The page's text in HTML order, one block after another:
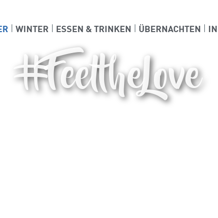
WINTER ESSEN & TRINKEN ÜBERNACHTEN
#FeeltheLove